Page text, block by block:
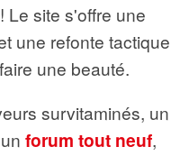
Le site s'offre une
une refonte tactique
une beauté.
survitaminés, un
forum tout neuf,